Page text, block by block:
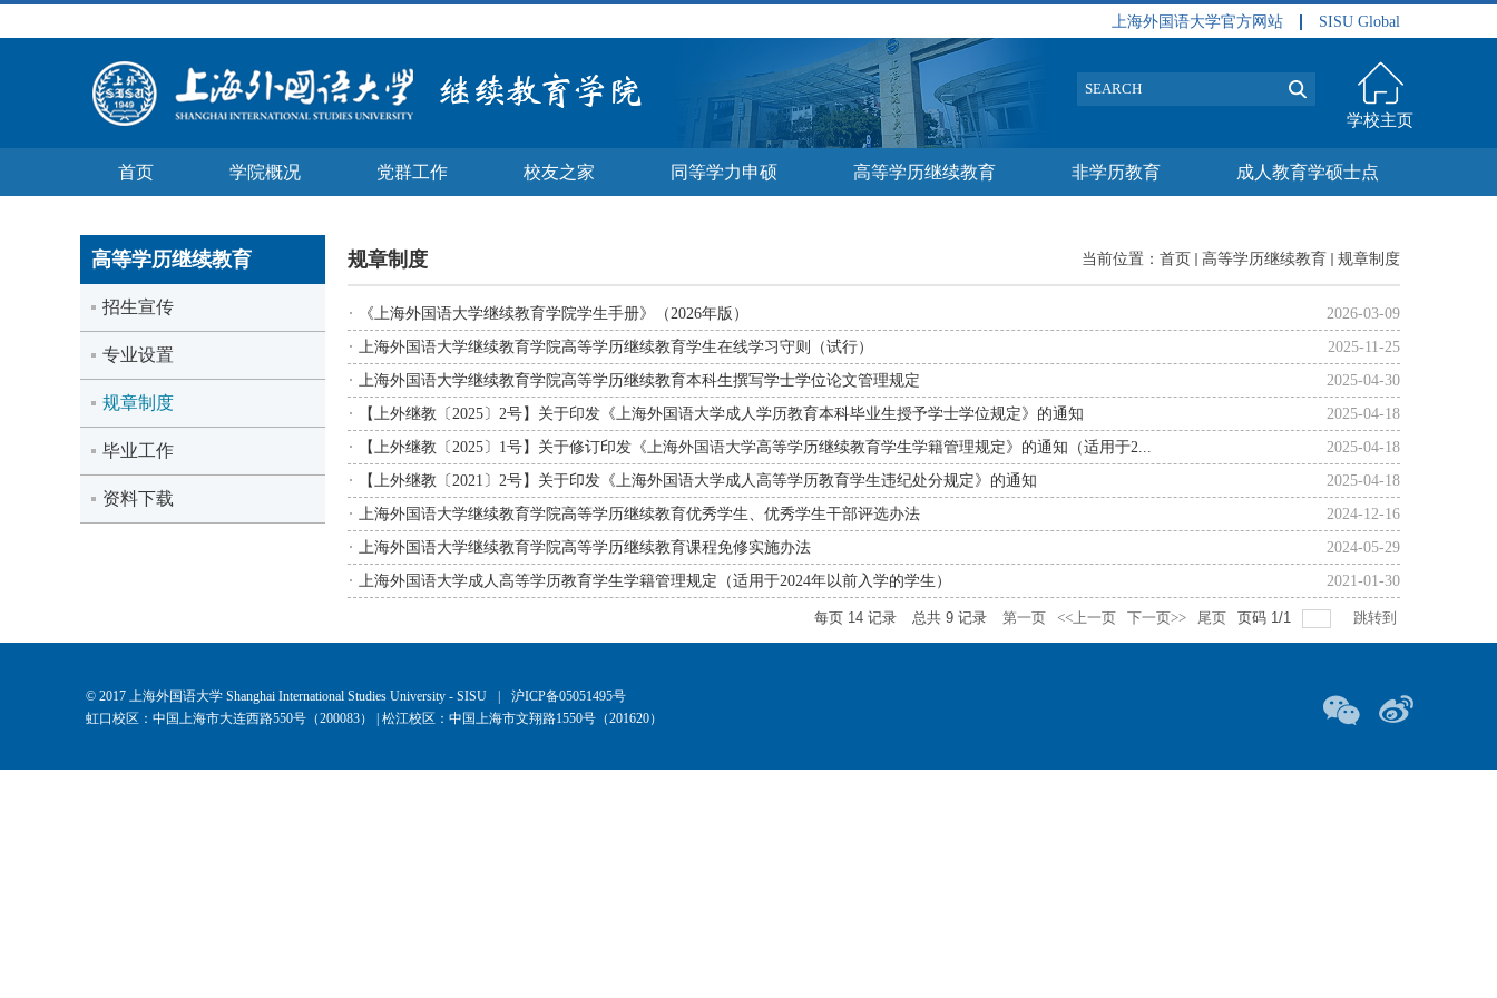
上海外国语大学官方网站 SISU Global
学校主页
首页 学院概况 党群工作 校友之家 同等学力申硕 高等学历继续教育 非学历教育 成人教育学硕士点
高等学历继续教育
招生宣传
专业设置
规章制度
毕业工作
资料下载
规章制度 当前位置： 首页 高等学历继续教育 规章制度
《上海外国语大学继续教育学院学生手册》（2026年版）
2026-03-09
上海外国语大学继续教育学院高等学历继续教育学生在线学习守则（试行）
2025-11-25
上海外国语大学继续教育学院高等学历继续教育本科生撰写学士学位论文管理规定
2025-04-30
【上外继教〔2025〕2号】关于印发《上海外国语大学成人学历教育本科毕业生授予学士学位规定》的通知
2025-04-18
【上外继教〔2025〕1号】关于修订印发《上海外国语大学高等学历继续教育学生学籍管理规定》的通知（适用于2...
2025-04-18
【上外继教〔2021〕2号】关于印发《上海外国语大学成人高等学历教育学生违纪处分规定》的通知
2025-04-18
上海外国语大学继续教育学院高等学历继续教育优秀学生、优秀学生干部评选办法
2024-12-16
上海外国语大学继续教育学院高等学历继续教育课程免修实施办法
2024-05-29
上海外国语大学成人高等学历教育学生学籍管理规定（适用于2024年以前入学的学生）
2021-01-30
每页 14 记录 总共 9 记录 第一页 <<上一页 下一页>> 尾页 页码 1/1 跳转到
© 2017 上海外国语大学 Shanghai International Studies University - SISU
沪ICP备05051495号
虹口校区：中国上海市大连西路550号（200083） | 松江校区：中国上海市文翔路1550号（201620）